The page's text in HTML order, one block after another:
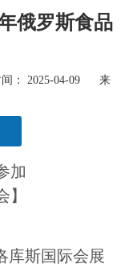
俄罗斯食品
： 2025-04-09 来
加
库斯国际会展